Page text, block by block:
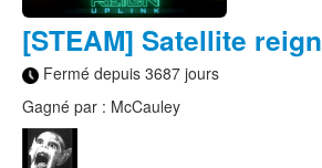
[STEAM] Satellite reign
Fermé depuis 3687 jours
Gagné par : McCauley